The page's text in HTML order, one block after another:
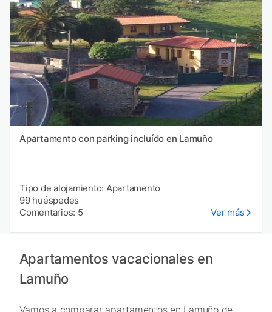
Apartamento con parking incluído en Lamuño
Tipo de alojamiento: Apartamento
99 huéspedes
Comentarios: 5
Ver más
Apartamentos vacacionales en
Lamuño